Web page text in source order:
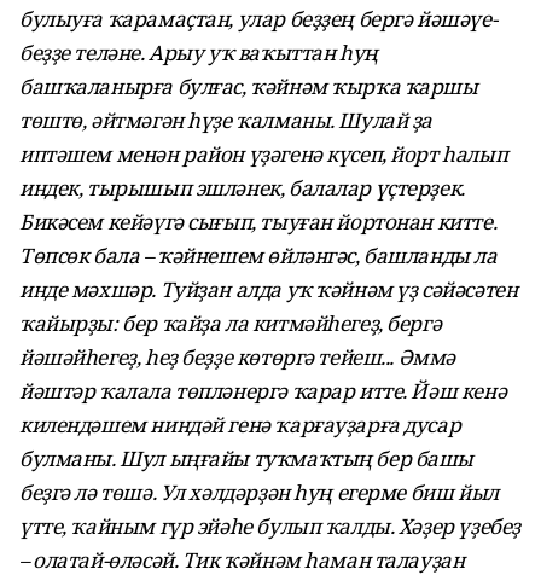
булыуға ҡара­маҫтан, улар беҙҙең бергә йәшәүе­
беҙҙе теләне. Арыу уҡ ваҡыттан һуң
башҡаланырға булғас, ҡәйнәм ҡырҡа ҡаршы
төштө, әйтмәгән һүҙе ҡалманы. Шулай ҙа
иптәшем менән район үҙәгенә күсеп, йорт һалып
индек, тырышып эшләнек, балалар үҫтерҙек.
Бикәсем кейәүгә сығып, тыуған йортонан китте.
Төпсөк бала – ҡәйнешем өйләнгәс, башланды ла
инде мәхшәр. Туйҙан алда уҡ ҡәйнәм үҙ сәйәсәтен
ҡайырҙы: бер ҡайҙа ла китмәйһегеҙ, бергә
йәшәйһегеҙ, һеҙ беҙҙе көтөргә те­йеш... Әммә
йәштәр ҡалала төп­ләнергә ҡарар итте. Йәш кенә
килендәшем ниндәй генә ҡарғау­ҙарға дусар
булманы. Шул ыңғайы туҡмаҡтың бер башы
беҙгә лә төшә. Ул хәлдәрҙән һуң егерме биш йыл
үтте, ҡайным гүр эйәһе булып ҡалды. Хәҙер үҙебеҙ
– олатай-өләсәй. Тик ҡәйнәм һаман талауҙан